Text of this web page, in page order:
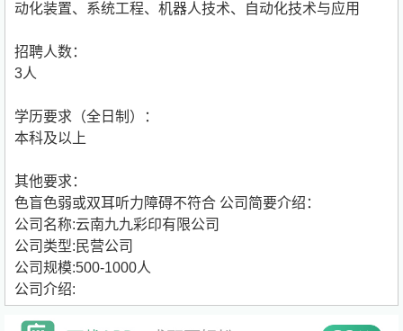
动化装置、系统工程、机器人技术、自动化技术与应用
招聘人数：
3人
学历要求（全日制）：
本科及以上
其他要求：
色盲色弱或双耳听力障碍不符合 公司简要介绍：
公司名称:云南九九彩印有限公司
公司类型:民营公司
公司规模:500-1000人
公司介绍: